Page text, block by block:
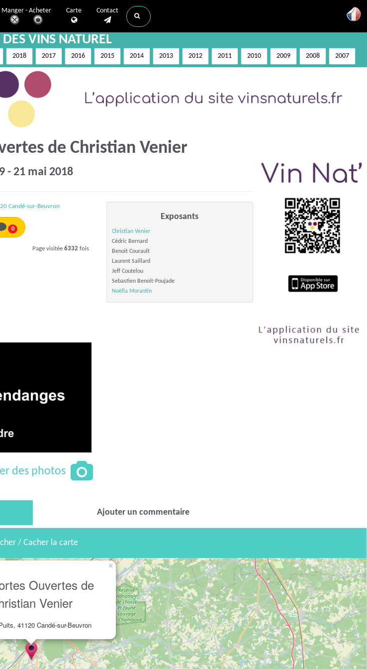
Manger - Acheter Carte Contact
VINS NATUREL
2018 2017 2016 2015 2014 2013 2012 2011 2010 2009 2008 2007
de Christian Venier
- 21 mai 2018
Candé-sur-Beuvron
0
Page visitée 6332fois
Exposants
Christian Venier
Cédric Bernard
Benoit Courault
Laurent Saillard
Jeff Coutelou
Sebastien Benoit-Poujade
Noëlla Morantin
des photos
Ajouter un commentaire
/ Cacher la carte
Ouvertes de
Venier
41120 Candé-sur-Beuvron
×